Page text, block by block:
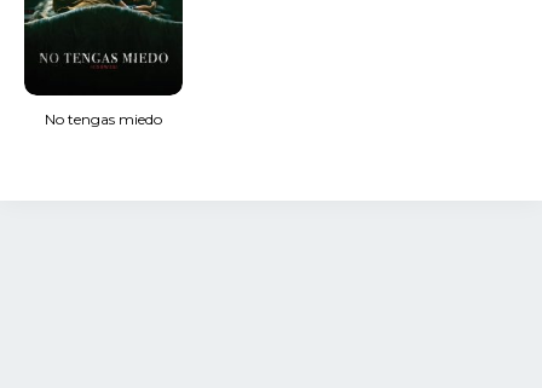
No tengas miedo